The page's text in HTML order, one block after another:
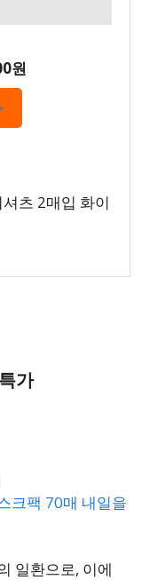
원
츠 2매입 화이
가
크팩 70매 내일을
일환으로, 이에